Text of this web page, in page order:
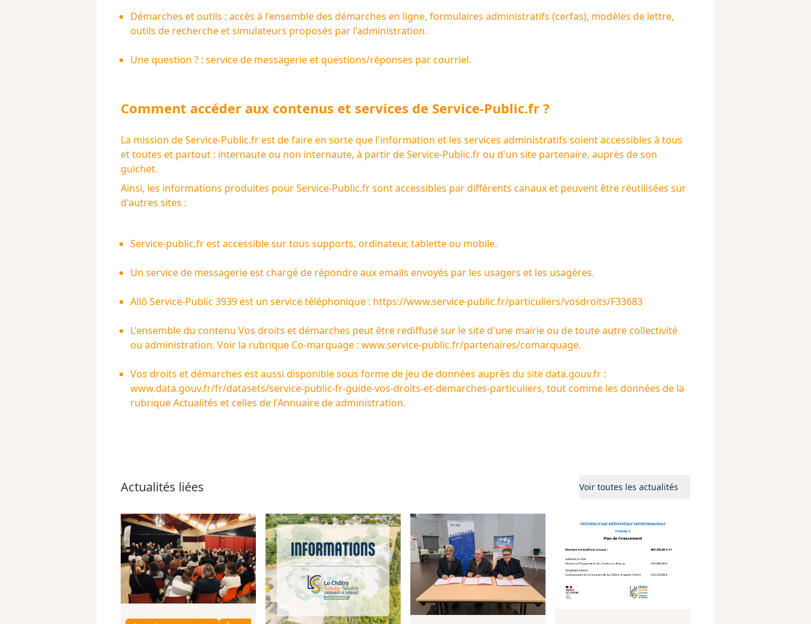
Démarches et outils : accès à l'ensemble des démarches en ligne, formulaires administratifs (cerfas), modèles de lettre,
outils de recherche et simulateurs proposés par l'administration.
Une question ? : service de messagerie et questions/réponses par courriel.
Comment accéder aux contenus et services de Service-Public.fr ?
La mission deService-Public.frest de faire en sorte que l'information et les services administratifs soient accessibles à tous
et toutes et partout : internaute ou non internaute, à partir deService-Public.frou d'un site partenaire, auprès de son
guichet.
Ainsi, les informations produites pourService-Public.frsont accessibles par différents canaux et peuvent être réutilisées sur
d'autres sites :
Service-public.frest accessible sur tous supports, ordinateur, tablette ou mobile.
Un service de messagerie est chargé de répondre aux emails envoyés par les usagers et les usagères.
Allô Service-Public 3939 est un service téléphonique : https://www.service-public.fr/particuliers/vosdroits/F33683
L'ensemble du contenu Vos droits et démarches peut être rediffusé sur le site d'une mairie ou de toute autre collectivité
ou administration. Voir la rubrique Co-marquage : www.service-public.fr/partenaires/comarquage.
Vos droits et démarches est aussi disponible sous forme de jeu de données auprès du sitedata.gouv.fr :
www.data.gouv.fr/fr/datasets/service-public-fr-guide-vos-droits-et-demarches-particuliers, tout comme les données de la
rubrique Actualités et celles de l'Annuaire de administration.
Actualités liées Voir toutes les actualités